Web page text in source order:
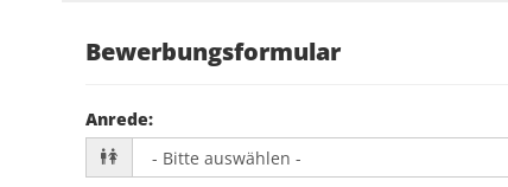
Bewerbungsformular
Anrede: